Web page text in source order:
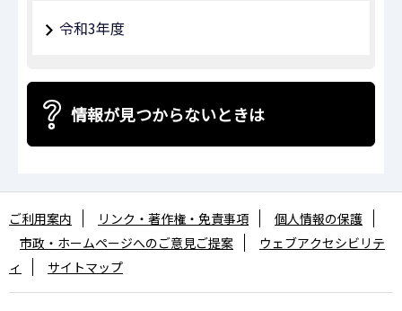
令和3年度
情報が見つからないときは
ご利用案内 リンク・著作権・免責事項
個人情報の保護
市政・ホームページへのご意見ご提案
ウェブアクセシビリテ
ィ
サイトマップ